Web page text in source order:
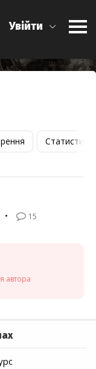
Увійти
Статистика
• 15
автора